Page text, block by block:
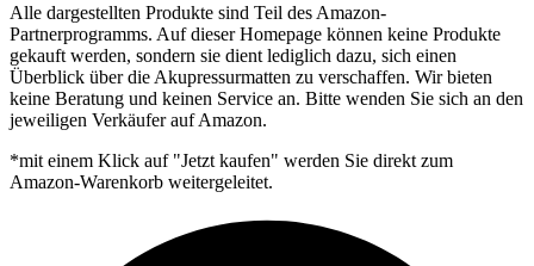
Alle dargestellten Produkte sind Teil des Amazon-
Partnerprogramms. Auf dieser Homepage können keine Produkte
gekauft werden, sondern sie dient lediglich dazu, sich einen
Überblick über die Akupressurmatten zu verschaffen. Wir bieten
keine Beratung und keinen Service an. Bitte wenden Sie sich an den
jeweiligen Verkäufer auf Amazon.
*mit einem Klick auf "Jetzt kaufen" werden Sie direkt zum
Amazon-Warenkorb weitergeleitet.